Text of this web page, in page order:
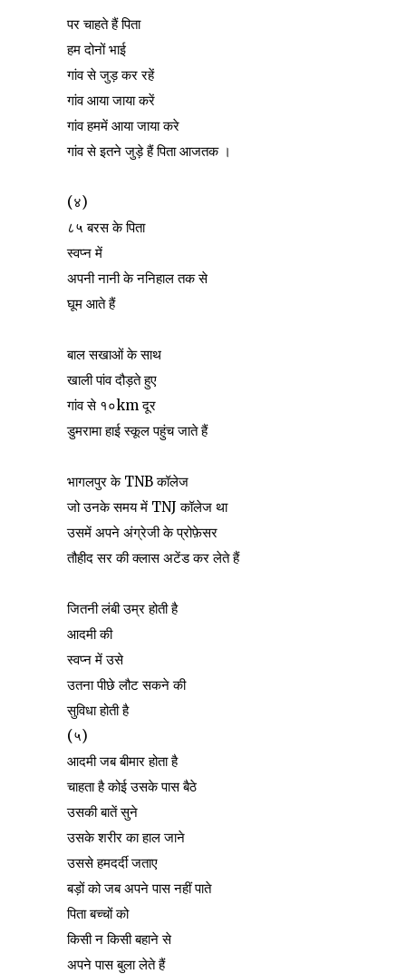
पर चाहते हैं पिता
हम दोनों भाई
गांव से जुड़ कर रहें
गांव आया जाया करें
गांव हममें आया जाया करे
गांव से इतने जुड़े हैं पिता आजतक ।
(४)
८५ बरस के पिता
स्वप्न में
अपनी नानी के ननिहाल तक से
घूम आते हैं
बाल सखाओं के साथ
खाली पांव दौड़ते हुए
गांव से १०km दूर
डुमरामा हाई स्कूल पहुंच जाते हैं
भागलपुर के TNB कॉलेज
जो उनके समय में TNJ कॉलेज था
उसमें अपने अंग्रेजी के प्रोफ़ेसर
तौहीद सर की क्लास अटेंड कर लेते हैं
जितनी लंबी उम्र होती है
आदमी की
स्वप्न में उसे
उतना पीछे लौट सकने की
सुविधा होती है
(५)
आदमी जब बीमार होता है
चाहता है कोई उसके पास बैठे
उसकी बातें सुने
उसके शरीर का हाल जाने
उससे हमदर्दी जताए
बड़ों को जब अपने पास नहीं पाते
पिता बच्चों को
किसी न किसी बहाने से
अपने पास बुला लेते हैं